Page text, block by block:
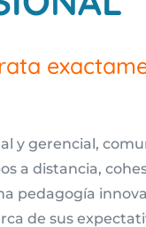
y gerencial,
a distancia,
pedagogía
de sus